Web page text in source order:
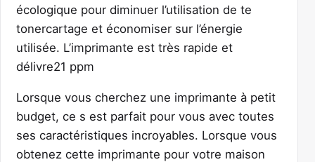
écologique pour diminuer l’utilisation de te
tonercartage et économiser sur l’énergie
utilisée. L’imprimante est très rapide et
délivre21 ppm
Lorsque vous cherchez une imprimante à petit
budget, ce s est parfait pour vous avec toutes
ses caractéristiques incroyables. Lorsque vous
obtenez cette imprimante pour votre maison